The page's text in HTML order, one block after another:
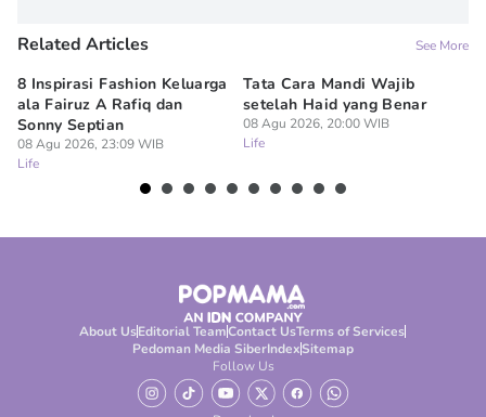
Related Articles See More
8 Inspirasi Fashion Keluarga
ala Fairuz A Rafiq dan
Sonny Septian
08 Agu 2026, 23:09 WIB
Life
Tata Cara Mandi Wajib
setelah Haid yang Benar
08 Agu 2026, 20:00 WIB
Life
About UsEditorial TeamContact UsTerms of Services
Pedoman Media SiberIndexSitemap
Follow Us